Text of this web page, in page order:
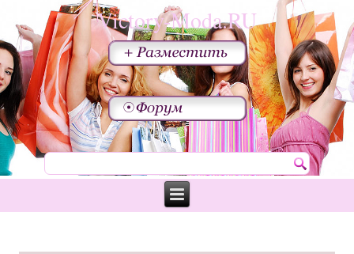
Victory-Moda.RU